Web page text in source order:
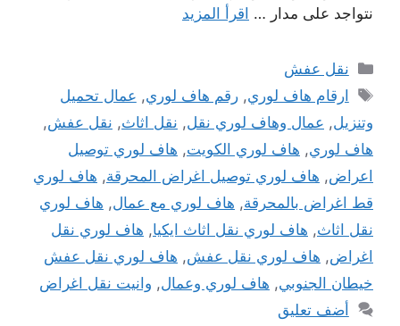
نتواجد على مدار … اقرأ المزيد
التصنيفات
نقل عفش
الوسوم
ارقام هاف لوري,رقم هاف لوري, عمال تحميل
وتنزيل, عمال وهاف لوري نقل, نقل اثاث, نقل عفش,
هاف لوري, هاف لوري الكويت, هاف لوري توصيل
اعراض, هاف لوري توصيل اغراض المحرقة, هاف لوري
قط اغراض بالمحرقة, هاف لوري مع عمال, هاف لوري
نقل اثاث, هاف لوري نقل اثاث ايكيا, هاف لوري نقل
اغراض, هاف لوري نقل عفش, هاف لوري نقل عفش
خيطان الجنوبي, هاف لوري وعمال, وانيت نقل اغراض
أضف تعليق